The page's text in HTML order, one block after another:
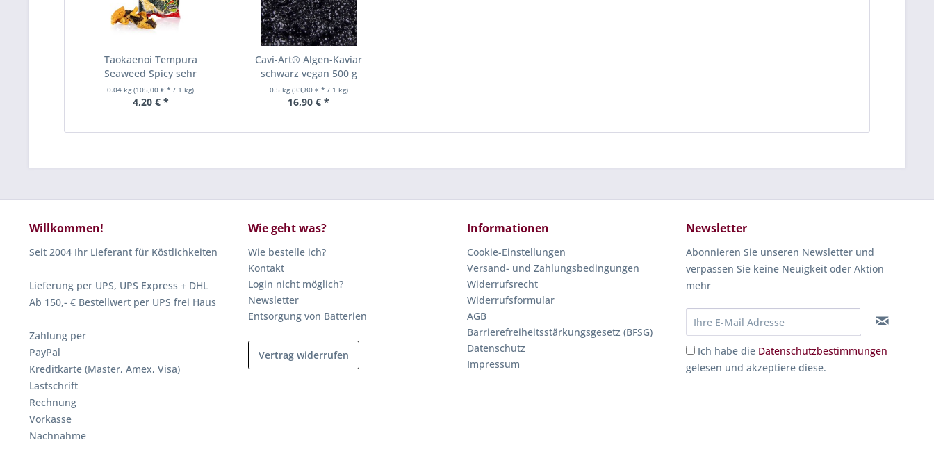
Taokaenoi Tempura
Seaweed Spicy sehr
knusprige...
0.04 kg(105,00 € * / 1 kg)
4,20 € *
Cavi-Art® Algen-Kaviar
schwarz vegan 500 g
0.5 kg(33,80 € * / 1 kg)
16,90 € *
Willkommen!
Seit 2004 Ihr Lieferant für Köstlichkeiten
Lieferung per UPS, UPS Express + DHL
Ab 150,- € Bestellwert per UPS frei Haus
Zahlung per
PayPal
Kreditkarte (Master, Amex, Visa)
Lastschrift
Rechnung
Vorkasse
Nachnahme
Wie geht was?
Wie bestelle ich?
Kontakt
Login nicht möglich?
Newsletter
Entsorgung von Batterien
Vertrag widerrufen
Informationen
Cookie-Einstellungen
Versand- und Zahlungsbedingungen
Widerrufsrecht
Widerrufsformular
AGB
Barrierefreiheitsstärkungsgesetz (BFSG)
Datenschutz
Impressum
Newsletter
Abonnieren Sie unseren Newsletter und
verpassen Sie keine Neuigkeit oder Aktion
mehr
Ich habe die Datenschutzbestimmungen
gelesen und akzeptiere diese.